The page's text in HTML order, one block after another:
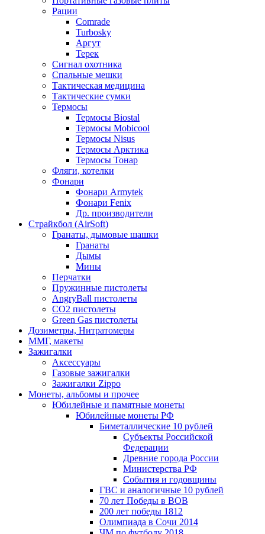
Рации
Comrade
Turbosky
Аргут
Терек
Сигнал охотника
Спальные мешки
Тактическая медицина
Тактические сумки
Термосы
Термосы Biostal
Термосы Mobicool
Термосы Nisus
Термосы Арктика
Термосы Тонар
Фляги, котелки
Фонари
Фонари Armytek
Фонари Fenix
Др. производители
Страйкбол (AirSoft)
Гранаты, дымовые шашки
Гранаты
Дымы
Мины
Перчатки
Пружинные пистолеты
AngryBall пистолеты
CO2 пистолеты
Green Gas пистолеты
Дозиметры, Нитратомеры
ММГ, макеты
Зажигалки
Аксессуары
Газовые зажигалки
Зажигалки Zippo
Монеты, альбомы и прочее
Юбилейные и памятные монеты
Юбилейные монеты РФ
Биметаллические 10 рублей
Субъекты Российской
Федерации
Древние города России
Министерства РФ
События и годовщины
ГВС и аналогичные 10 рублей
70 лет Победы в ВОВ
200 лет победы 1812
Олимпиада в Сочи 2014